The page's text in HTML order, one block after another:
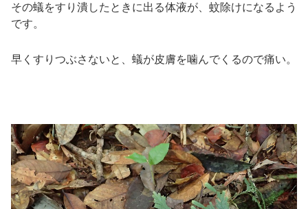
その蟻をすり潰したときに出る体液が、蚊除けになるよう
です。
早くすりつぶさないと、蟻が皮膚を噛んでくるので痛い。